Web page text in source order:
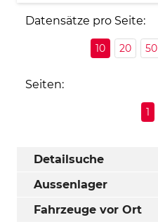
Datensätze pro Seite:
10 20 50
Seiten:
1
Detailsuche
Aussenlager
Fahrzeuge vor Ort